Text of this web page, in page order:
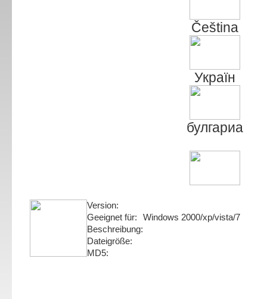
Čeština
Украïн
булгариа
Version:
Geeignet für:
Windows 2000/xp/vista/7
Beschreibung:
Dateigröße:
MD5: